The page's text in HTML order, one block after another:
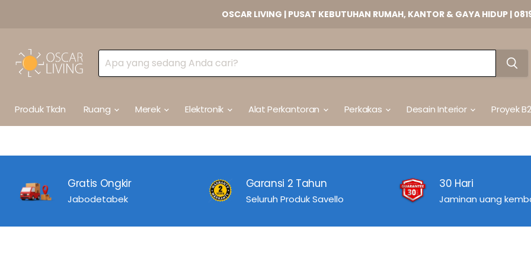
OSCAR LIVING | PUSAT KEBUTUHAN RUMAH, KANTOR & GAYA HIDUP |
Produk Tkdn
Ruang Merek Elektronik Alat Perkantoran Perkakas Desain Interior Proyek
Gratis Ongkir
Jabodetabek
Garansi 2 Tahun
Seluruh Produk Savello
30 Hari
Jaminan uang